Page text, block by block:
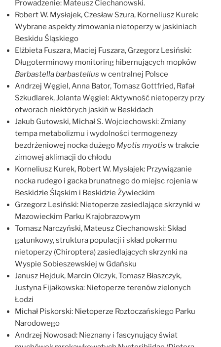
Prowadzenie: Mateusz Ciechanowski.
Robert W. Mysłajek, Czesław Szura, Korneliusz Kurek:
Wybrane aspekty zimowania nietoperzy w jaskiniach
Beskidu Śląskiego
Elżbieta Fuszara, Maciej Fuszara, Grzegorz Lesiński:
Długoterminowy monitoring hibernujących mopków
Barbastella barbastellus w centralnej Polsce
Andrzej Węgiel, Anna Bator, Tomasz Gottfried, Rafał
Szkudlarek, Jolanta Węgiel: Aktywność nietoperzy przy
otworach niektórych jaskiń w Beskidach
Jakub Gutowski, Michał S. Wojciechowski: Zmiany
tempa metabolizmu i wydolności termogenezy
bezdrżeniowej nocka dużego Myotis myotis w trakcie
zimowej aklimacji do chłodu
Korneliusz Kurek, Robert W. Mysłajek: Przywiązanie
nocka rudego i gacka brunatnego do miejsc rojenia w
Beskidzie Śląskim i Beskidzie Żywieckim
Grzegorz Lesiński: Nietoperze zasiedlające skrzynki w
Mazowieckim Parku Krajobrazowym
Tomasz Narczyński, Mateusz Ciechanowski: Skład
gatunkowy, struktura populacji i skład pokarmu
nietoperzy (Chiroptera) zasiedlających skrzynki na
Wyspie Sobieszewskiej w Gdańsku
Janusz Hejduk, Marcin Olczyk, Tomasz Błaszczyk,
Justyna Fijałkowska: Nietoperze terenów zielonych
Łodzi
Michał Piskorski: Nietoperze Roztoczańskiego Parku
Narodowego
Andrzej Nowosad: Nieznany i fascynujący świat